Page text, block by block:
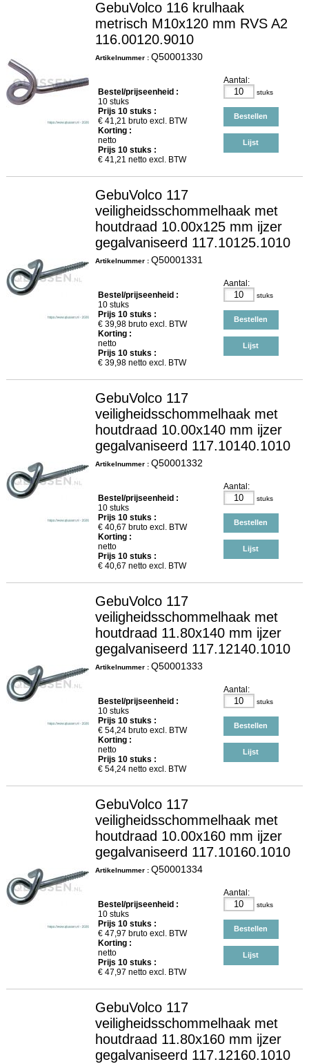
GebuVolco 116 krulhaak
metrisch M10x120 mm RVS A2
116.00120.9010
Artikelnummer : Q50001330
Bestel/prijseenheid :
10 stuks
Prijs 10stuks :
€ 41,21 bruto excl. BTW
Korting :
netto
Prijs 10stuks :
€ 41,21 netto excl. BTW
Aantal:
stuks
Bestellen
Lijst
GebuVolco 117
veiligheidsschommelhaak met
houtdraad 10.00x125 mm ijzer
gegalvaniseerd 117.10125.1010
Artikelnummer : Q50001331
Bestel/prijseenheid :
10 stuks
Prijs 10stuks :
€ 39,98bruto excl. BTW
Korting :
netto
Prijs 10stuks :
€ 39,98netto excl. BTW
Aantal:
stuks
Bestellen
Lijst
GebuVolco 117
veiligheidsschommelhaak met
houtdraad 10.00x140 mm ijzer
gegalvaniseerd 117.10140.1010
Artikelnummer : Q50001332
Bestel/prijseenheid :
10 stuks
Prijs 10stuks :
€ 40,67 bruto excl. BTW
Korting :
netto
Prijs 10stuks :
€ 40,67 netto excl. BTW
Aantal:
stuks
Bestellen
Lijst
GebuVolco 117
veiligheidsschommelhaak met
houtdraad 11.80x140 mm ijzer
gegalvaniseerd 117.12140.1010
Artikelnummer : Q50001333
Bestel/prijseenheid :
10 stuks
Prijs 10stuks :
€ 54,24bruto excl. BTW
Korting :
netto
Prijs 10stuks :
€ 54,24netto excl. BTW
Aantal:
stuks
Bestellen
Lijst
GebuVolco 117
veiligheidsschommelhaak met
houtdraad 10.00x160 mm ijzer
gegalvaniseerd 117.10160.1010
Artikelnummer : Q50001334
Bestel/prijseenheid :
10 stuks
Prijs 10stuks :
€ 47,97 bruto excl. BTW
Korting :
netto
Prijs 10stuks :
€ 47,97 netto excl. BTW
Aantal:
stuks
Bestellen
Lijst
GebuVolco 117
veiligheidsschommelhaak met
houtdraad 11.80x160 mm ijzer
gegalvaniseerd 117.12160.1010